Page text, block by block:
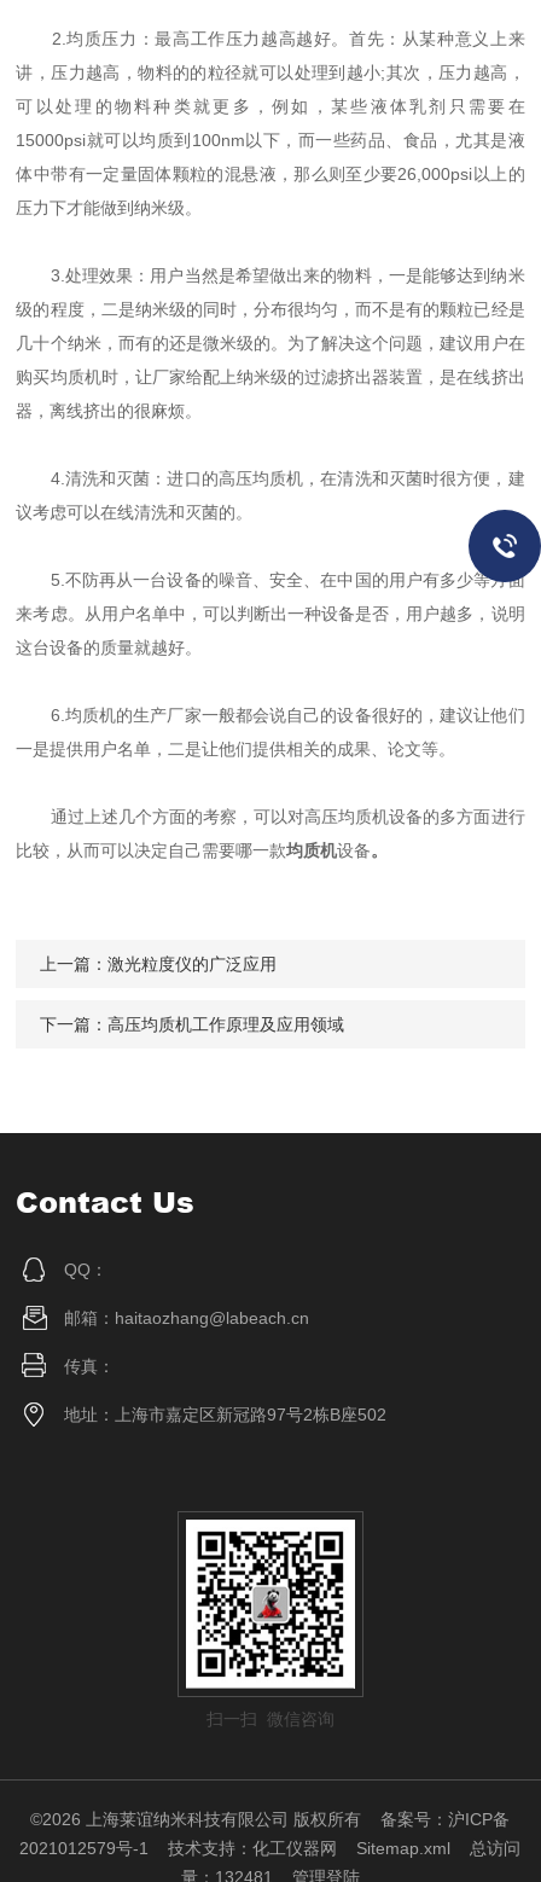
2.均质压力：最高工作压力越高越好。首先：从某种意义上来
讲，压力越高，物料的的粒径就可以处理到越小;其次，压力越高，
可以处理的物料种类就更多，例如，某些液体乳剂只需要在
15000psi就可以均质到100nm以下，而一些药品、食品，尤其是液
体中带有一定量固体颗粒的混悬液，那么则至少要26,000psi以上的
压力下才能做到纳米级。
3.处理效果：用户当然是希望做出来的物料，一是能够达到纳米
级的程度，二是纳米级的同时，分布很均匀，而不是有的颗粒已经是
几十个纳米，而有的还是微米级的。为了解决这个问题，建议用户在
购买均质机时，让厂家给配上纳米级的过滤挤出器装置，是在线挤出
器，离线挤出的很麻烦。
4.清洗和灭菌：进口的高压均质机，在清洗和灭菌时很方便，建
议考虑可以在线清洗和灭菌的。
5.不防再从一台设备的噪音、安全、在中国的用户有多少等方面
来考虑。从用户名单中，可以判断出一种设备是否，用户越多，说明
这台设备的质量就越好。
6.均质机的生产厂家一般都会说自己的设备很好的，建议让他们
一是提供用户名单，二是让他们提供相关的成果、论文等。
通过上述几个方面的考察，可以对高压均质机设备的多方面进行
比较，从而可以决定自己需要哪一款均质机设备。
上一篇：激光粒度仪的广泛应用
下一篇：高压均质机工作原理及应用领域
Contact Us
QQ：
邮箱：haitaozhang@labeach.cn
传真：
地址：上海市嘉定区新冠路97号2栋B座502
扫一扫 微信咨询
©2026 上海莱谊纳米科技有限公司 版权所有备案号：沪ICP备
2021012579号-1
技术支持：化工仪器网 Sitemap.xml 总访问
量：132481 管理登陆